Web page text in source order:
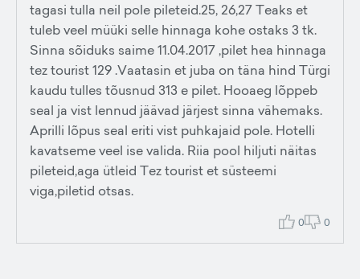
tagasi tulla neil pole pileteid.25, 26,27 Teaks et
tuleb veel müüki selle hinnaga kohe ostaks 3 tk.
Sinna sõiduks saime 11.04.2017 ,pilet hea hinnaga
tez tourist 129 .Vaatasin et juba on täna hind Türgi
kaudu tulles tõusnud 313 e pilet. Hooaeg lõppeb
seal ja vist lennud jäävad järjest sinna vähemaks.
Aprilli lõpus seal eriti vist puhkajaid pole. Hotelli
kavatseme veel ise valida. Riia pool hiljuti näitas
pileteid,aga ütleid Tez tourist et süsteemi
viga,piletid otsas.
0 0